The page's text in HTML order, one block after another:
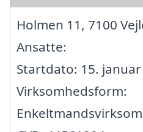
Holmen 11, 7100
Ansatte:
Startdato: 15. januar
Virksomhedsform: